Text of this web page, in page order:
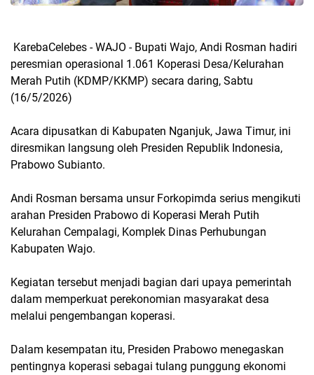
KarebaCelebes - WAJO - Bupati Wajo, Andi Rosman hadiri
peresmian operasional 1.061 Koperasi Desa/Kelurahan
Merah Putih (KDMP/KKMP) secara daring, Sabtu
(16/5/2026)
Acara dipusatkan di Kabupaten Nganjuk, Jawa Timur, ini
diresmikan langsung oleh Presiden Republik Indonesia,
Prabowo Subianto.
Andi Rosman bersama unsur Forkopimda serius mengikuti
arahan Presiden Prabowo di Koperasi Merah Putih
Kelurahan Cempalagi, Komplek Dinas Perhubungan
Kabupaten Wajo.
Kegiatan tersebut menjadi bagian dari upaya pemerintah
dalam memperkuat perekonomian masyarakat desa
melalui pengembangan koperasi.
Dalam kesempatan itu, Presiden Prabowo menegaskan
pentingnya koperasi sebagai tulang punggung ekonomi